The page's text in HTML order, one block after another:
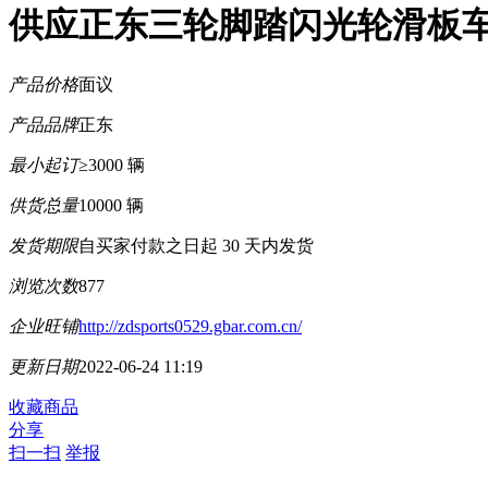
供应正东三轮脚踏闪光轮滑板
产品价格面议
产品品牌正东
最小起订≥3000 辆
供货总量10000 辆
发货期限自买家付款之日起 30 天内发货
浏览次数877
企业旺铺http://zdsports0529.gbar.com.cn/
更新日期2022-06-24 11:19
收藏商品
分享
扫一扫 举报